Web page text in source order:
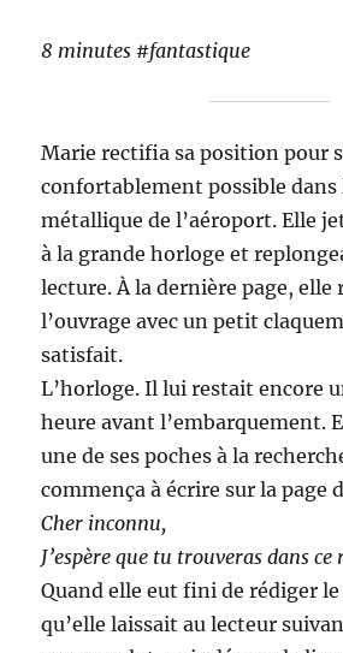
8 minutes #fantastique
Marie rectifia sa position pour
confortablement possible dans
métallique de l’aéroport. Elle
à la grande horloge et
lecture. À la dernière page, elle
l’ouvrage avec un petit
satisfait.
L’horloge. Il lui restait encore
heure avant l’embarquement.
une de ses poches à la
commença à écrire sur la page
Cher inconnu,
J’espère que tu trouveras dans
Quand elle eut fini de rédiger
qu’elle laissait au lecteur